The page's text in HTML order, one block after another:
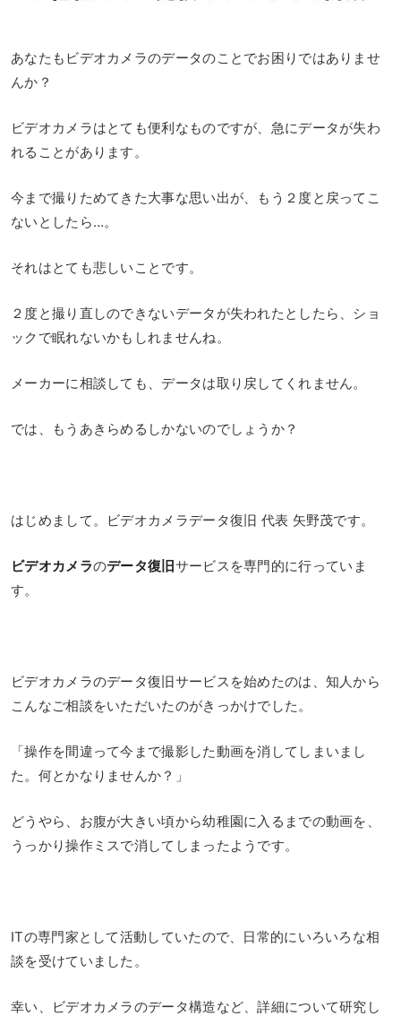
あなたもビデオカメラのデータのことでお困りではありませ
んか？
ビデオカメラはとても便利なものですが、急にデータが失わ
れることがあります。
今まで撮りためてきた大事な思い出が、もう２度と戻ってこ
ないとしたら…。
それはとても悲しいことです。
２度と撮り直しのできないデータが失われたとしたら、ショ
ックで眠れないかもしれませんね。
メーカーに相談しても、データは取り戻してくれません。
では、もうあきらめるしかないのでしょうか？
はじめまして。ビデオカメラデータ復旧 代表 矢野茂です。
ビデオカメラのデータ復旧サービスを専門的に行っていま
す。
ビデオカメラのデータ復旧サービスを始めたのは、知人から
こんなご相談をいただいたのがきっかけでした。
「操作を間違って今まで撮影した動画を消してしまいまし
た。何とかなりませんか？」
どうやら、お腹が大きい頃から幼稚園に入るまでの動画を、
うっかり操作ミスで消してしまったようです。
ITの専門家として活動していたので、日常的にいろいろな相
談を受けていました。
幸い、ビデオカメラのデータ構造など、詳細について研究し